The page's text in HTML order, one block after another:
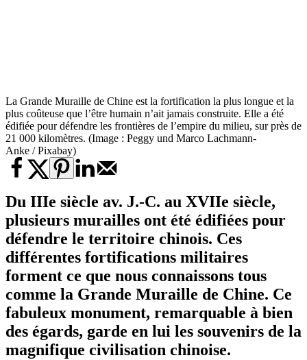
La Grande Muraille de Chine est la fortification la plus longue et la
plus coûteuse que l’être humain n’ait jamais construite. Elle a été
édifiée pour défendre les frontières de l’empire du milieu, sur près de
21 000 kilomètres. (Image : Peggy und Marco Lachmann-
Anke / Pixabay)
Du IIIe siècle av. J.-C. au XVIIe siècle,
plusieurs murailles ont été édifiées pour
défendre le territoire chinois. Ces
différentes fortifications militaires
forment ce que nous connaissons tous
comme la Grande Muraille de Chine. Ce
fabuleux monument, remarquable à bien
des égards, garde en lui les souvenirs de la
magnifique civilisation chinoise.